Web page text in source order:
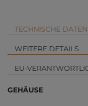
TECHNISCHE DATEN
WEITERE DETAILS
EU-
GEHÄUSE